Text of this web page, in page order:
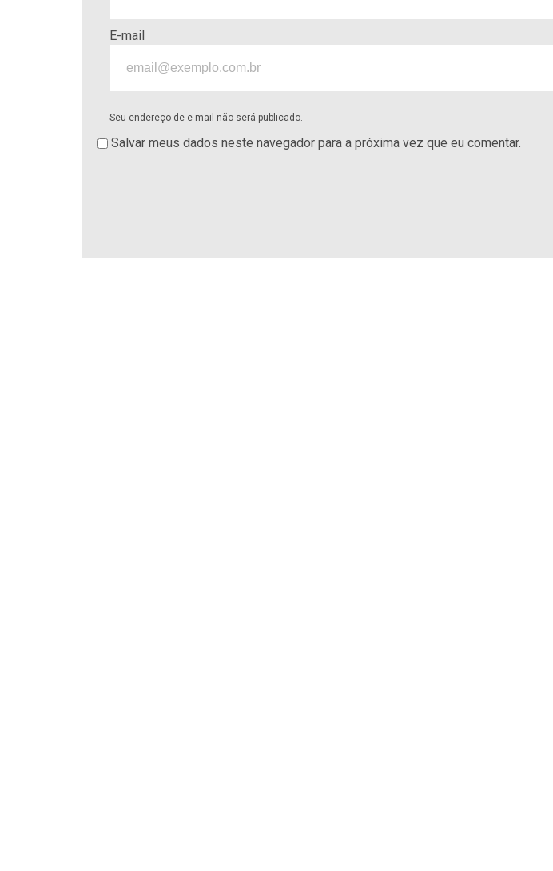
E-mail
Seu endereço de e-mail não será publicado.
Salvar meus dados neste navegador para a próxima vez que eu comentar.